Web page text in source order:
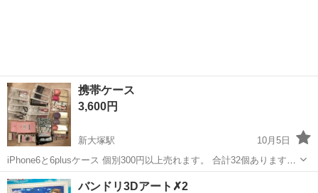
携帯ケース
3,600円
新大塚駅
10月5日
iPhone6と6plusケース 個別300円以上売れます。 合計32個あります。
個別サイズ確認は行いません。
東京 文京区 新大塚駅 パズル
バンドリ3Dアート✗2